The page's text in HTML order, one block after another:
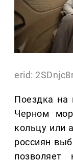
erid:
Поездка на
Черном
кольцу или
россиян
позволяет